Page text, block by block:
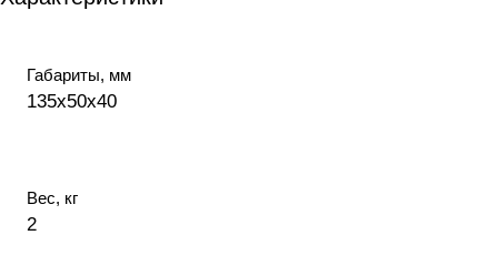
Габариты, мм
135х50х40
Вес, кг
2